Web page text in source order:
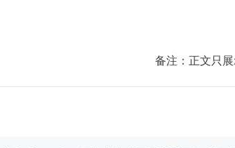
备注：正文只